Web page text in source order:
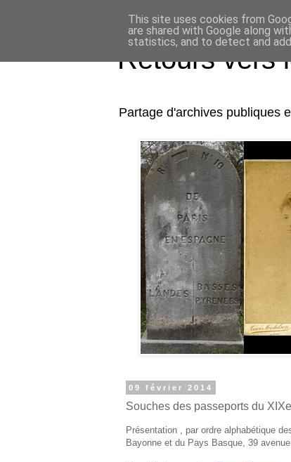
Retours vers
Partage d'archives publiques
09 février 2014
Souches des passeports du
Présentation , par ordre alphabétique
Bayonne et du Pays Basque, 39
This site uses cookies from
are shared with Google along
statistics, and to detect and